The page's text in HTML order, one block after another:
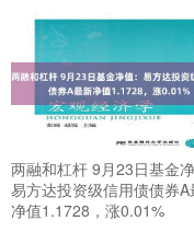
两融和杠杆 9月23日基金净
易方达投资级信用债债券A
净值1.1728，涨0.01%